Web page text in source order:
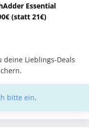
Essential
(statt 21€)
deine Lieblings-Deals
bitte ein.